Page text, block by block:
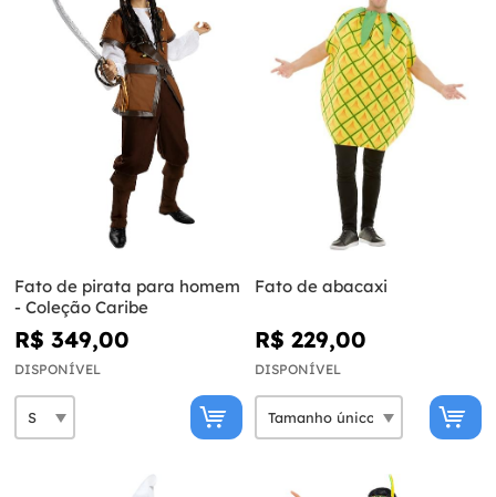
Fato de pirata para homem
- Coleção Caribe
R$ 349,00
DISPONÍVEL
Fato de abacaxi
R$ 229,00
DISPONÍVEL